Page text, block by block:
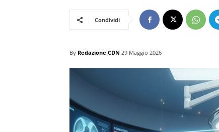
Condividi
By Redazione CDN 29 Maggio 2026